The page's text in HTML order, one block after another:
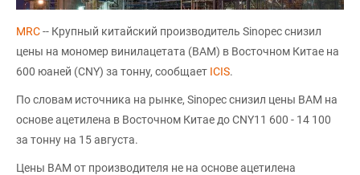
MRC-- Крупный китайский производитель Sinopec снизил
цены на мономер винилацетата (ВAM) в Восточном Китае на
600 юаней (CNY) за тонну, сообщает ICIS.
По словам источника на рынке, Sinopec снизил цены ВAM на
основе ацетилена в Восточном Китае до CNY11 600 - 14 100
за тонну на 15 августа.
Цены ВАМ от производителя не на основе ацетилена